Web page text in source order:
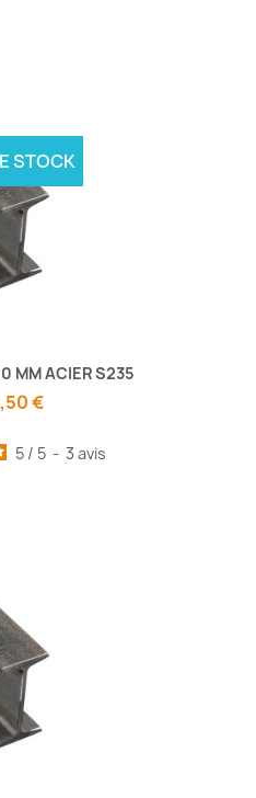
MM ACIER S235
€
5 / 5 - 3avis
STOCK